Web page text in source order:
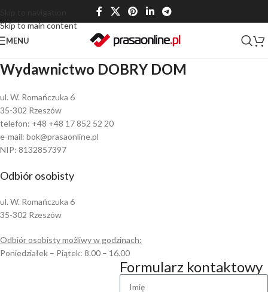
Skip to main content
MENU
Wydawnictwo DOBRY DOM
ul. W. Romańczuka 6
35-302 Rzeszów
telefon: +48 +48 17 852 52 20
e-mail: bok@prasaonline.pl
NIP: 8132857397
Odbiór osobisty
ul. W. Romańczuka 6
35-302 Rzeszów
Odbiór osobisty możliwy w godzinach:
Poniedziałek – Piątek: 8.00 – 16.00
Formularz kontaktowy